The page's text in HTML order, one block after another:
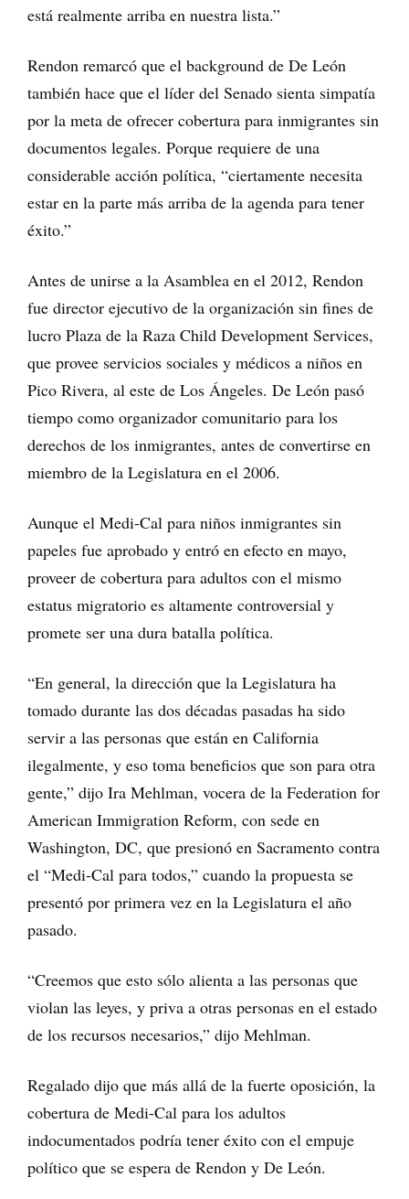
está realmente arriba en nuestra lista.”
Rendon remarcó que el background de De León
también hace que el líder del Senado sienta simpatía
por la meta de ofrecer cobertura para inmigrantes sin
documentos legales. Porque requiere de una
considerable acción política, “ciertamente necesita
estar en la parte más arriba de la agenda para tener
éxito.”
Antes de unirse a la Asamblea en el 2012, Rendon
fue director ejecutivo de la organización sin fines de
lucro Plaza de la Raza Child Development Services,
que provee servicios sociales y médicos a niños en
Pico Rivera, al este de Los Ángeles. De León pasó
tiempo como organizador comunitario para los
derechos de los inmigrantes, antes de convertirse en
miembro de la Legislatura en el 2006.
Aunque el Medi-Cal para niños inmigrantes sin
papeles fue aprobado y entró en efecto en mayo,
proveer de cobertura para adultos con el mismo
estatus migratorio es altamente controversial y
promete ser una dura batalla política.
“En general, la dirección que la Legislatura ha
tomado durante las dos décadas pasadas ha sido
servir a las personas que están en California
ilegalmente, y eso toma beneficios que son para otra
gente,” dijo Ira Mehlman, vocera de la Federation for
American Immigration Reform, con sede en
Washington, DC, que presionó en Sacramento contra
el “Medi-Cal para todos,” cuando la propuesta se
presentó por primera vez en la Legislatura el año
pasado.
“Creemos que esto sólo alienta a las personas que
violan las leyes, y priva a otras personas en el estado
de los recursos necesarios,” dijo Mehlman.
Regalado dijo que más allá de la fuerte oposición, la
cobertura de Medi-Cal para los adultos
indocumentados podría tener éxito con el empuje
político que se espera de Rendon y De León.